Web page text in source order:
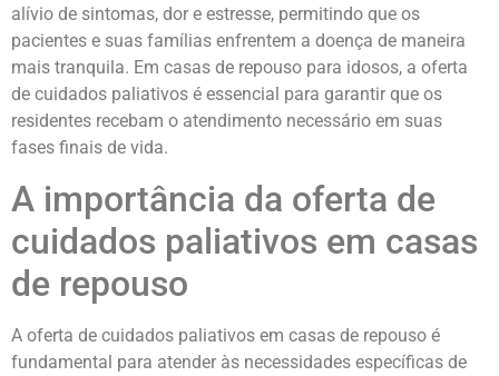
alívio de sintomas, dor e estresse, permitindo que os
pacientes e suas famílias enfrentem a doença de maneira
mais tranquila. Em casas de repouso para idosos, a oferta
de cuidados paliativos é essencial para garantir que os
residentes recebam o atendimento necessário em suas
fases finais de vida.
A importância da oferta de
cuidados paliativos em casas
de repouso
A oferta de cuidados paliativos em casas de repouso é
fundamental para atender às necessidades específicas de